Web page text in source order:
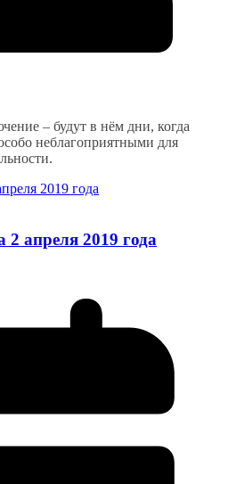
– будут в нём дни, когда
неблагоприятными для
2 апреля 2019 года